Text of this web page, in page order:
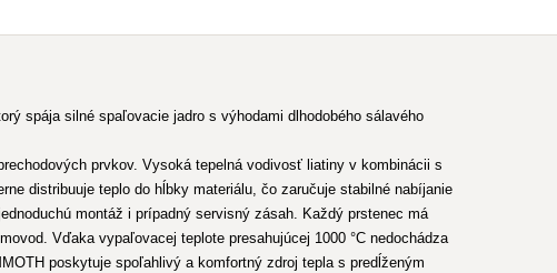
spája silné spaľovacie jadro s výhodami dlhodobého sálavého
prvkov. Vysoká tepelná vodivosť liatiny v kombinácii s
distribuuje teplo do hĺbky materiálu, čo zaručuje stabilné nabíjanie
montáž i prípadný servisný zásah. Každý prstenec má
Vďaka vypaľovacej teplote presahujúcej 1000 °C nedochádza
poskytuje spoľahlivý a komfortný zdroj tepla s predĺženým